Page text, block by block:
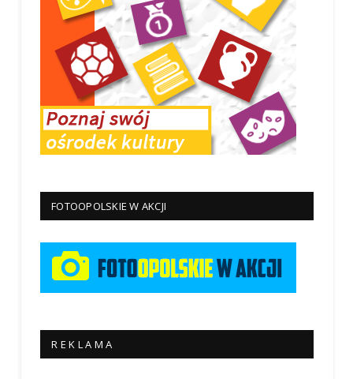
FOTOOPOLSKIE W AKCJI
R E K L A M A